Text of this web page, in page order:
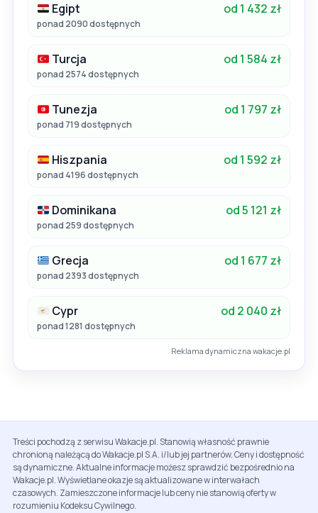
Egipt od 1 432 zł
ponad 2090 dostępnych
Turcja od 1 584 zł
ponad 2574 dostępnych
Tunezja od 1 797 zł
ponad 719 dostępnych
Hiszpania od 1 592 zł
ponad 4196 dostępnych
Dominikana od 5 121 zł
ponad 259 dostępnych
Grecja od 1 677 zł
ponad 2393 dostępnych
Cypr od 2 040 zł
ponad 1281 dostępnych
Reklama dynamiczna wakacje.pl
Treści pochodzą z serwisu Wakacje.pl. Stanowią własność prawnie
chronioną należącą do Wakacje.pl S.A. i/lub jej partnerów. Ceny i dostępność
są dynamiczne. Aktualne informacje możesz sprawdzić bezpośrednio na
Wakacje.pl. Wyświetlane okazje są aktualizowane w interwałach
czasowych. Zamieszczone informacje lub ceny nie stanowią oferty w
rozumieniu Kodeksu Cywilnego.